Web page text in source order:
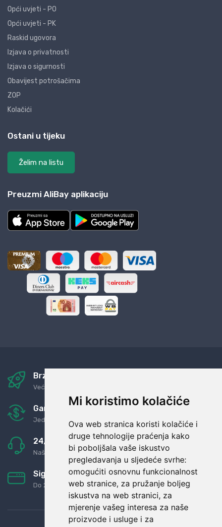
Mi koristimo kolačiće
Ova web stranica koristi kolačiće i
druge tehnologije praćenja kako
bi poboljšala vaše iskustvo
pregledavanja u sljedeće svrhe:
omogućiti osnovnu funkcionalnost
web stranice, za pružanje boljeg
iskustva na web stranici, za
mjerenje vašeg interesa za naše
proizvode i usluge i za
Opći uvjeti - PO
Opći uvjeti - PK
Raskid ugovora
Izjava o privatnosti
Izjava o sigurnosti
Obavijest potrošačima
ZOP
Kolačići
Ostani u tijeku
Želim na listu
Preuzmi AliBay aplikaciju
Brza i sigurna dostava
Već za nekoliko dana kod vas
Garancija u povrat novaca
Jednostavno pravilo: Roba za novac
24/7 odlična podrška
Naši agenti uvijek na raspolaganju
Sigurno obročno plaćanje
Do 24 rata bez kamata